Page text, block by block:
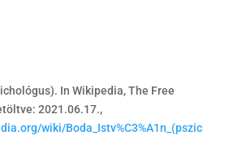
In Wikipedia, The Free
2021.06.17.,
wiki/Boda_Istv%C3%A1n_(pszic